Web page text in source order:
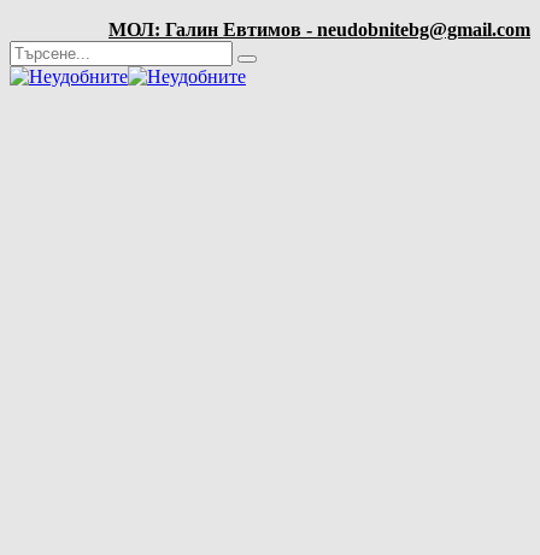
МОЛ: Галин Евтимов - neudobnitebg@gmail.com